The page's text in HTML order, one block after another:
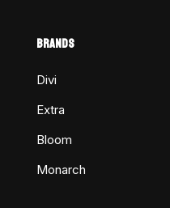
BRANDS
Divi
Extra
Bloom
Monarch